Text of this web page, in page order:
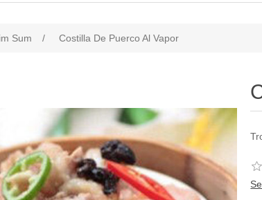
Sum / Costilla De Puerco Al Vapor